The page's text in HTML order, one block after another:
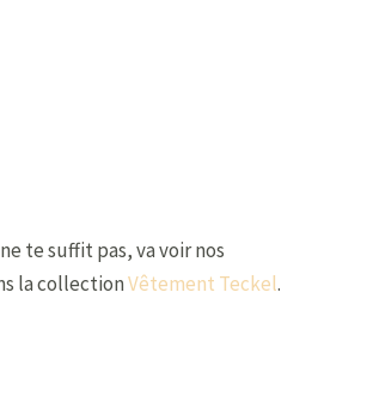
te suffit pas, va voir nos
la collectionVêtement Teckel.